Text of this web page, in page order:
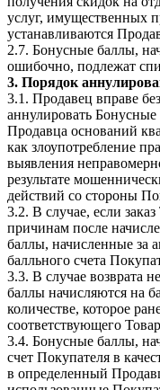
услуг, имущественных
устанавливаются
2.7. Бонусные баллы,
ошибочно, подлежат
3. Порядок
3.1. Продавец вправе
аннулировать
Продавца оснований
как злоупотребление
выявления
результате
действий со стороны
3.2. В случае, если
причинам после
баллы, начисленные за
балльного счета
3.3. В случае возврата
баллы начисляются на
количестве, которое
соответствующего
3.4. Бонусные баллы,
счет Покупателя в
в определенный